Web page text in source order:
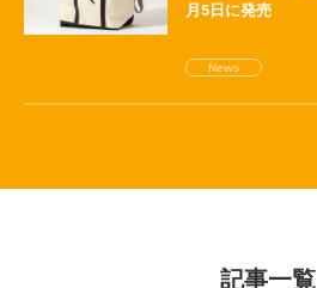
月5日に発売
News
記事一覧